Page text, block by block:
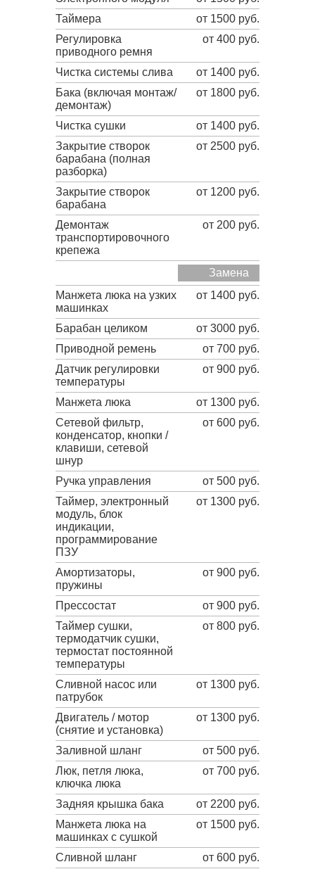
Таймера
от 1500 руб.
Регулировка
приводного ремня
от 400 руб.
Чистка системы слива
от 1400 руб.
Бака (включая монтаж/
демонтаж)
от 1800 руб.
Чистка сушки
от 1400 руб.
Закрытие створок
барабана (полная
разборка)
от 2500 руб.
Закрытие створок
барабана
от 1200 руб.
Демонтаж
транспортировочного
крепежа
от 200 руб.
Замена
Манжета люка на узких
машинках
от 1400 руб.
Барабан целиком
от 3000 руб.
Приводной ремень
от 700 руб.
Датчик регулировки
температуры
от 900 руб.
Манжета люка
от 1300 руб.
Сетевой фильтр,
конденсатор, кнопки /
клавиши, сетевой
шнур
от 600 руб.
Ручка управления
от 500 руб.
Таймер, электронный
модуль, блок
индикации,
программирование
ПЗУ
от 1300 руб.
Амортизаторы,
пружины
от 900 руб.
Прессостат
от 900 руб.
Таймер сушки,
термодатчик сушки,
термостат постоянной
температуры
от 800 руб.
Сливной насос или
патрубок
от 1300 руб.
Двигатель / мотор
(снятие и установка)
от 1300 руб.
Заливной шланг
от 500 руб.
Люк, петля люка,
ключка люка
от 700 руб.
Задняя крышка бака
от 2200 руб.
Манжета люка на
машинках с сушкой
от 1500 руб.
Сливной шланг от 600 руб.